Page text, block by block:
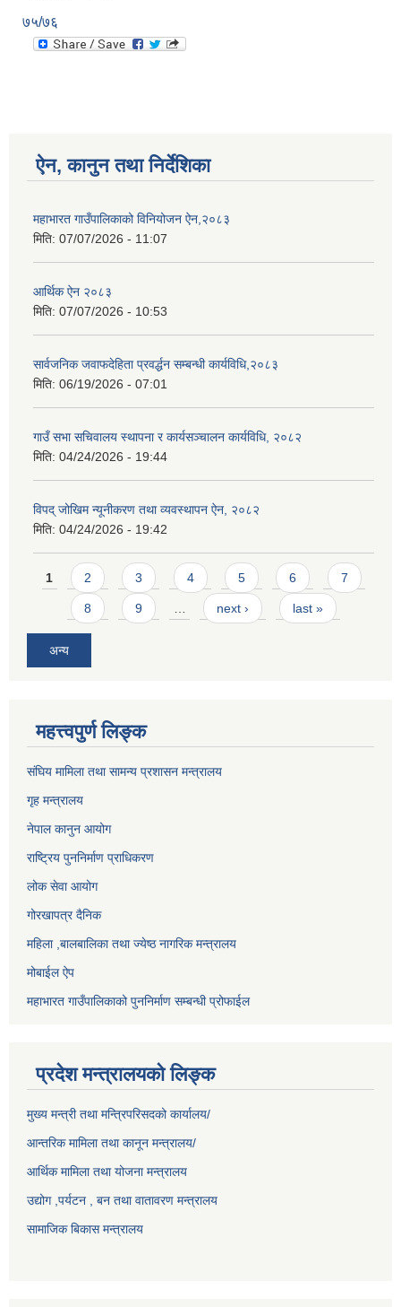
७५/७६
ऐन, कानुन तथा निर्देशिका
महाभारत गाउँपालिकाको विनियोजन ऐन,२०८३
मिति: 07/07/2026 - 11:07
आर्थिक ऐन २०८३
मिति: 07/07/2026 - 10:53
सार्वजनिक जवाफदेहिता प्रवर्द्धन सम्बन्धी कार्यविधि,२०८३
मिति: 06/19/2026 - 07:01
गाउँ सभा सचिवालय स्थापना र कार्यसञ्चालन कार्यविधि, २०८२
मिति: 04/24/2026 - 19:44
विपद् जोखिम न्यूनीकरण तथा व्यवस्थापन ऐन, २०८२
मिति: 04/24/2026 - 19:42
Pages
1 2 3 4 5 6 7
8 9 next › last »
अन्य
महत्त्वपुर्ण लिङ्क
संघिय मामिला तथा सामन्य प्रशासन मन्त्रालय
गृह मन्त्रालय
नेपाल कानुन आयोग
राष्ट्रिय पुननिर्माण प्राधिकरण
लोक सेवा आयोग
गोरखापत्र दैनिक
महिला ,बालबालिका तथा ज्येष्ठ नागरिक मन्त्रालय
मोबाईल ऐप
महाभारत गाउँपालिकाको पुननिर्माण सम्बन्धी प्रोफाईल
प्रदेश मन्त्रालयको लिङ्क
मुख्य मन्त्री तथा मन्त्रिपरिसदको कार्यालय/
आन्तरिक मामिला तथा कानून मन्त्रालय/
आर्थिक मामिला तथा योजना मन्त्रालय
उद्योग ,पर्यटन , बन तथा वातावरण मन्त्रालय
सामाजिक बिकास मन्त्रालय